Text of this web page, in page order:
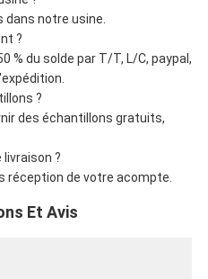
dans notre usine.
?
% du solde par T/T, L/C, paypal,
?
des échantillons gratuits,
livraison ?
réception de votre acompte.
Et Avis